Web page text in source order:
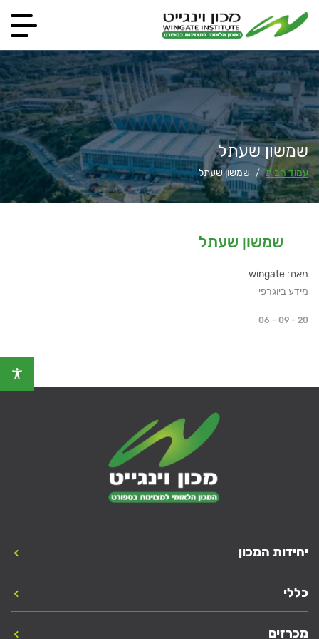
שמשון שעתל
עמוד הבית / שמשון שעתל
שמשון שעתל
מאת: wingate
מידע ביוגרפי
06 - 09 - 20
יחידות המכון
כללי
מכרזים